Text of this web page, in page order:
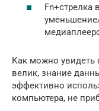
Fn+стрелка
Как можно увидеть
велик, знание
эффективно
компьютера, не